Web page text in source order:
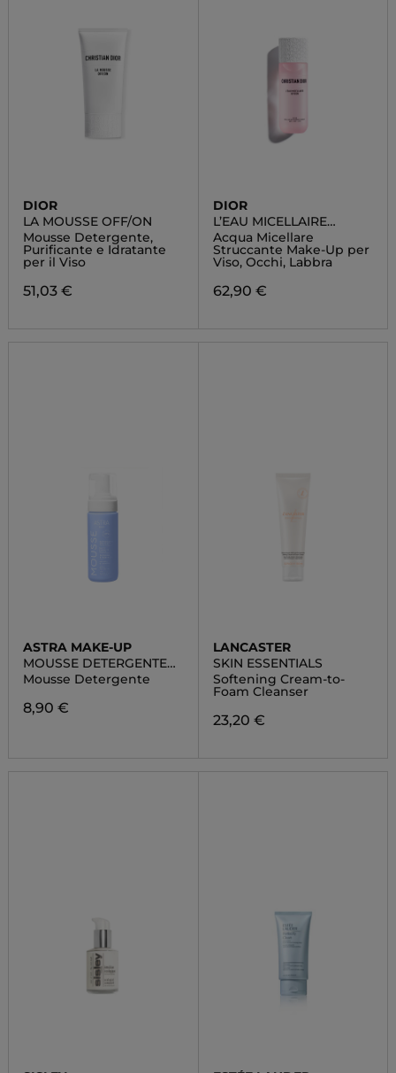
DIOR
LA MOUSSE OFF/ON
Mousse Detergente,
Purificante e Idratante
per il Viso
51,03 €
DIOR
L’EAU MICELLAIRE
OFF/ON
Acqua Micellare
Struccante Make-Up per
Viso, Occhi, Labbra
62,90 €
ASTRA MAKE-UP
MOUSSE DETERGENTE
DELICATA
Mousse Detergente
8,90 €
LANCASTER
SKIN ESSENTIALS
Softening Cream-to-
Foam Cleanser
23,20 €